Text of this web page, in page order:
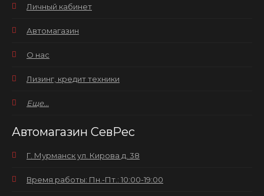
Личный кабинет
Автомагазин
О нас
Лизинг, кредит техники
Еще...
Автомагазин СевРес
Г. Мурманск ул. Кирова д. 38
Время работы: Пн.-Пт.: 10:00-19:00